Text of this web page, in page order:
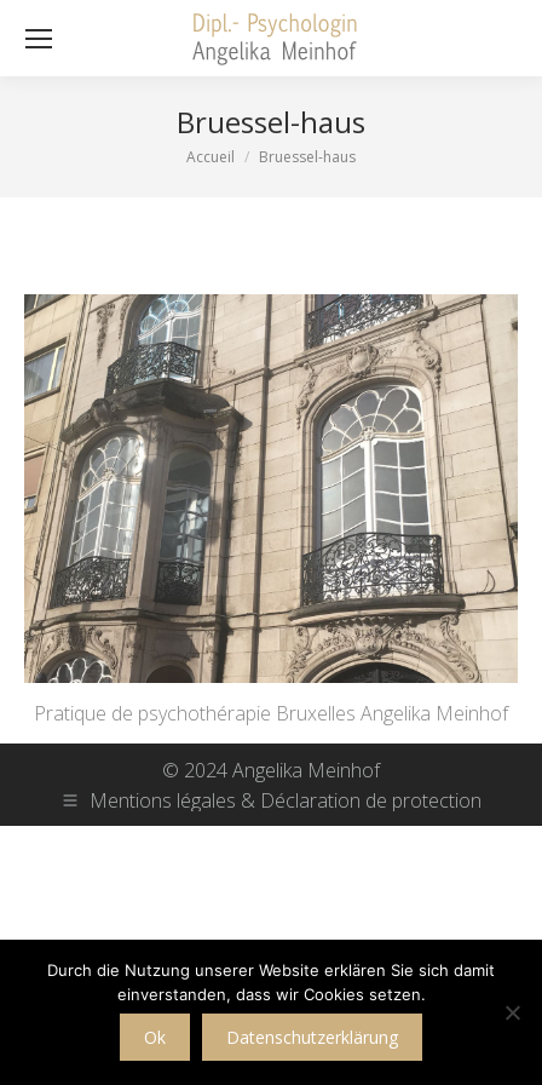
Bruessel-haus
Vous êtes ici :
Accueil Bruessel-haus
Pra­tique de psy­cho­thé­ra­pie Bru­xel­les Ange­li­ka Meinhof
© 2024 Angelika Meinhof
Mentions légales & Déclaration de protection
Durch die Nutzung unserer Website erklären Sie sich damit
einverstanden, dass wir Cookies setzen.
Ok Datenschutzerklärung